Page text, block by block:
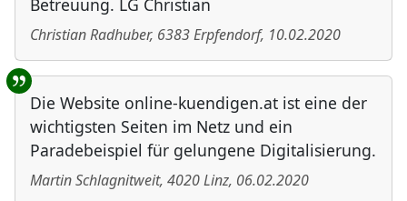
Betreuung. LG Christian
Christian Radhuber, 6383Erpfendorf, 10.02.2020
Die Website online-kuendigen.at ist eine der
wichtigsten Seiten im Netz und ein
Paradebeispiel für gelungene Digitalisierung.
Martin Schlagnitweit, 4020Linz, 06.02.2020